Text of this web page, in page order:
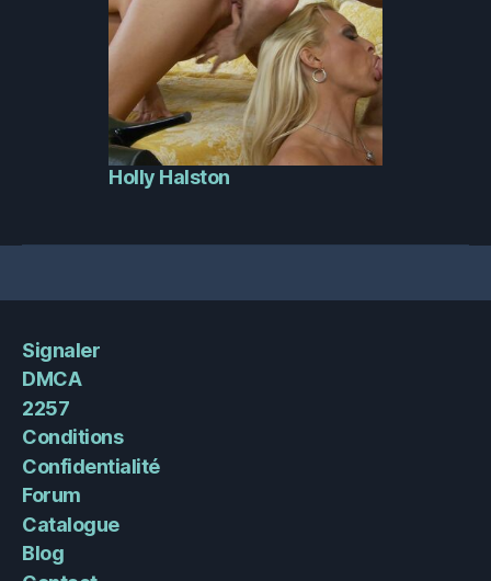
Holly Halston
Signaler
DMCA
2257
Conditions
Confidentialité
Forum
Catalogue
Blog